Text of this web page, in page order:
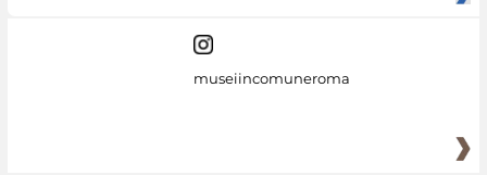
museiincomuneroma